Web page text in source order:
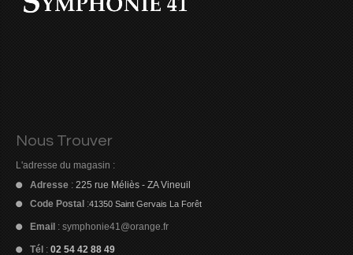
Nous Trouver
L'adresse du magasin :
Adresse : 225 rue Méliès - ZA Vineuil
Code Postal :41350 Saint Gervais La Forêt
Email : symphonie41@orange.fr
Tél : 02 54 42 88 49